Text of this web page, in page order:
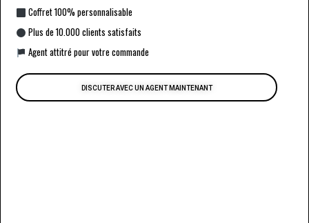
Coffret 100% personnalisable
Plus de 10.000 clients satisfaits
Agent attitré pour votre commande
DISCUTER AVEC UN AGENT MAINTENANT